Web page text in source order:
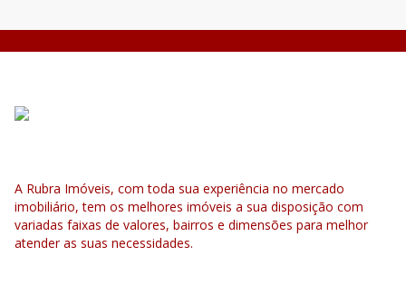
A Rubra Imóveis, com toda sua experiência no mercado
imobiliário, tem os melhores imóveis a sua disposição com
variadas faixas de valores, bairros e dimensões para melhor
atender as suas necessidades.